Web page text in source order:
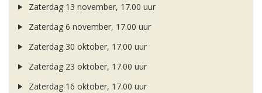
Zaterdag 13 november, 17.00 uur
Zaterdag 6 november, 17.00 uur
Zaterdag 30 oktober, 17.00 uur
Zaterdag 23 oktober, 17.00 uur
Zaterdag 16 oktober, 17.00 uur